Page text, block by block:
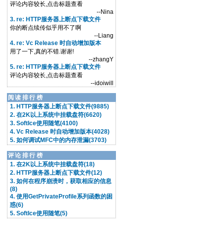
评论内容较长,点击标题查看
--Nina
3. re: HTTP服务器上断点下载文件
你的断点续传似乎用不了啊
--Liang
4. re: Vc Release 时自动增加版本
用了一下,真的不错.谢谢!
--zhangY
5. re: HTTP服务器上断点下载文件
评论内容较长,点击标题查看
--idoiwill
阅读排行榜
1. HTTP服务器上断点下载文件(9885)
2. 在2K以上系统中挂载盘符(6620)
3. SoftIce使用随笔(4100)
4. Vc Release 时自动增加版本(4028)
5. 如何调试MFC中的内存泄漏(3703)
评论排行榜
1. 在2K以上系统中挂载盘符(18)
2. HTTP服务器上断点下载文件(12)
3. 如何在程序崩溃时，获取相应的信息
(8)
4. 使用GetPrivateProfile系列函数的困
惑(6)
5. SoftIce使用随笔(5)